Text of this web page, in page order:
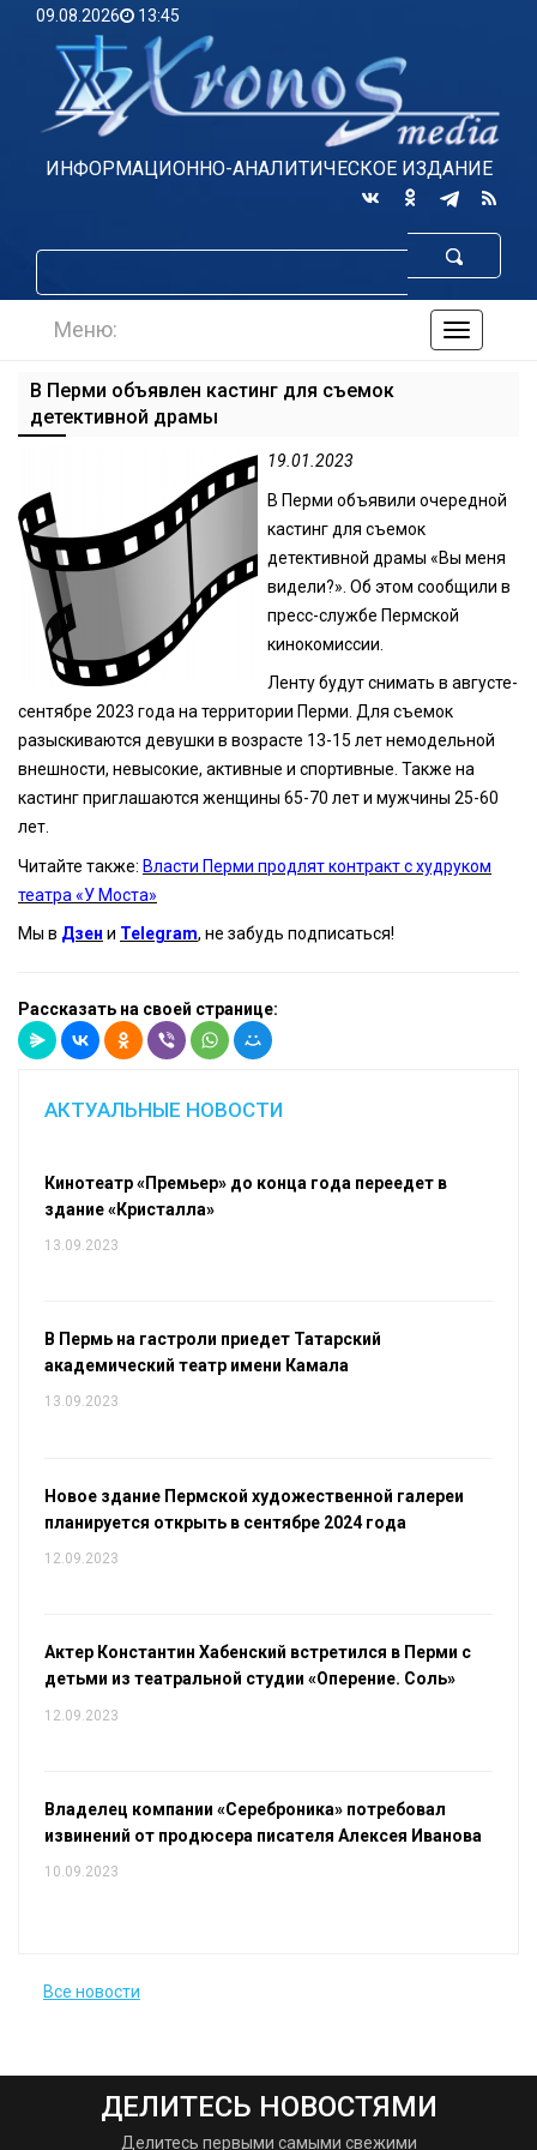
09.08.2026 13:45
ИНФОРМАЦИОННО-АНАЛИТИЧЕСКОЕ ИЗДАНИЕ
по
Меню:
В Перми объявлен кастинг для съемок
детективной драмы
19.01.2023
В Перми объявили очередной
кастинг для съемок
детективной драмы «Вы меня
видели?». Об этом сообщили в
пресс-службе Пермской
кинокомиссии.
Ленту будут снимать в августе-
сентябре 2023 года на территории Перми. Для съемок
разыскиваются девушки в возрасте 13-15 лет немодельной
внешности, невысокие, активные и спортивные. Также на
кастинг приглашаются женщины 65-70 лет и мужчины 25-60
лет.
Читайте также: Власти Перми продлят контракт с худруком
театра «У Моста»
Мы в Дзен и Telegram, не забудь подписаться!
Рассказать на своей странице:
АКТУАЛЬНЫЕ НОВОСТИ
Кинотеатр «Премьер» до конца года переедет в
здание «Кристалла»
13.09.2023
В Пермь на гастроли приедет Татарский
академический театр имени Камала
13.09.2023
Новое здание Пермской художественной галереи
планируется открыть в сентябре 2024 года
12.09.2023
Актер Константин Хабенский встретился в Перми с
детьми из театральной студии «Оперение. Соль»
12.09.2023
Владелец компании «Сереброника» потребовал
извинений от продюсера писателя Алексея Иванова
10.09.2023
Все новости
ДЕЛИТЕСЬ НОВОСТЯМИ
Делитесь первыми самыми свежими